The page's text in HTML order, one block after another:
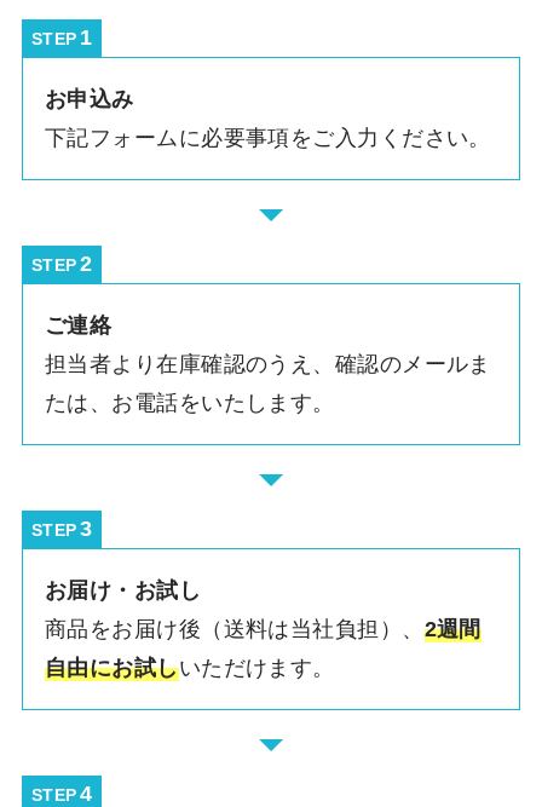
STEP
お申込み
下記フォームに必要事項をご入力ください。
STEP
ご連絡
担当者より在庫確認のうえ、確認のメールま
たは、お電話をいたします。
STEP
お届け・お試し
商品をお届け後（送料は当社負担）、 2週間
自由にお試しいただけます。
STEP